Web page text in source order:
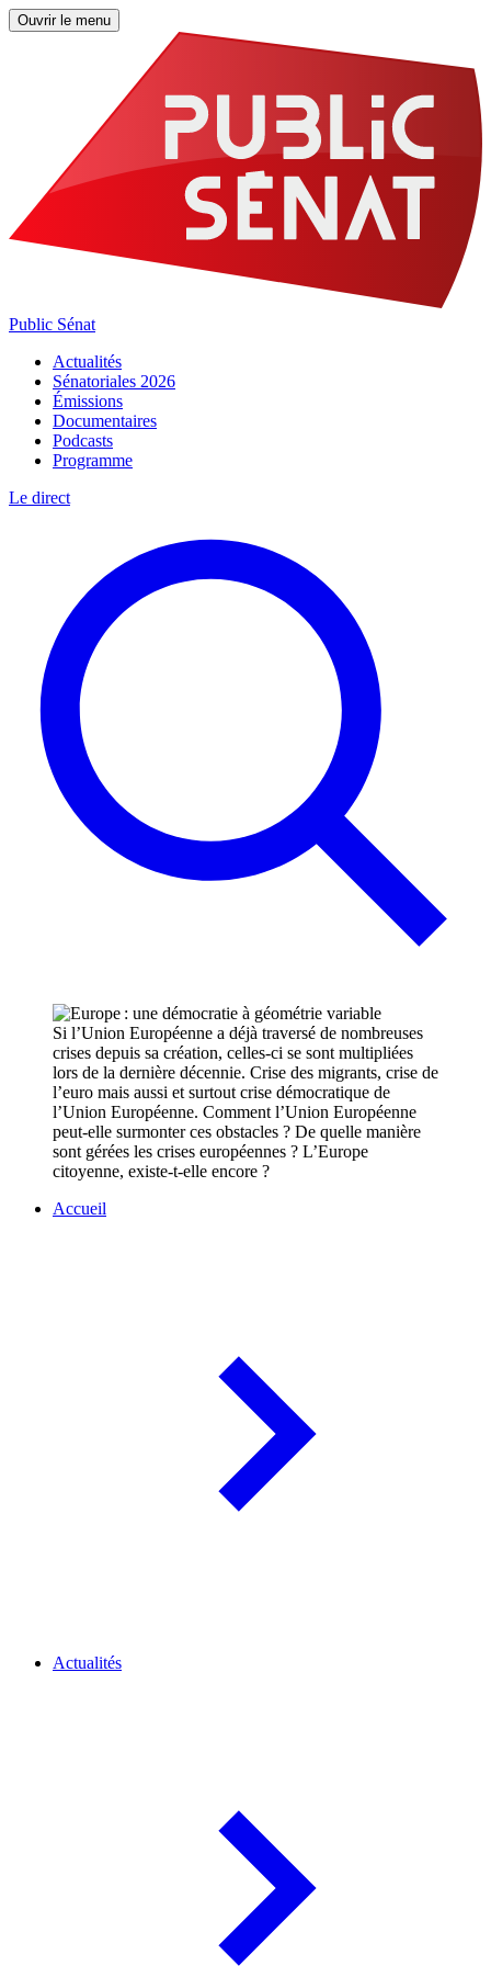
Ouvrir le menu
Public Sénat
Actualités
Sénatoriales 2026
Émissions
Documentaires
Podcasts
Programme
Le direct
Si l’Union Européenne a déjà traversé de nombreuses
crises depuis sa création, celles-ci se sont multipliées
lors de la dernière décennie. Crise des migrants, crise de
l’euro mais aussi et surtout crise démocratique de
l’Union Européenne. Comment l’Union Européenne
peut-elle surmonter ces obstacles ? De quelle manière
sont gérées les crises européennes ? L’Europe
citoyenne, existe-t-elle encore ?
Accueil
Actualités